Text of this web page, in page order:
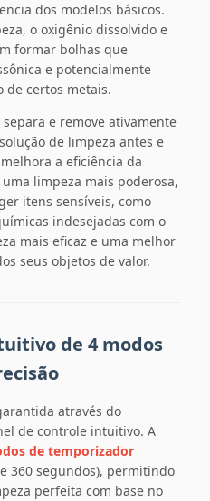
dos modelos básicos.
o oxigênio dissolvido e
formar bolhas que
e potencialmente
de certos metais.
e remove ativamente
de limpeza antes e
a eficiência da
limpeza mais poderosa,
itens sensíveis, como
indesejadas com o
mais eficaz e uma melhor
seus objetos de valor.
de 4 modos
através do
de controle intuitivo. A
de temporizador
360 ​​segundos), permitindo
perfeita com base no